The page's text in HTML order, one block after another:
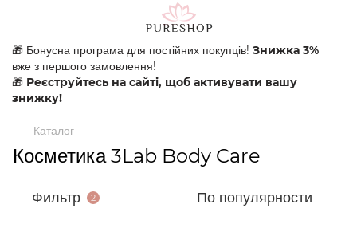
🎁 Бонусна програма для постійних покупців! Знижка 3%
вже з першого замовлення!
🎁 Реєструйтесь на сайті, щоб активувати вашу
знижку!
Каталог
Косметика 3Lab Body Care
Фильтр 2 По популярности